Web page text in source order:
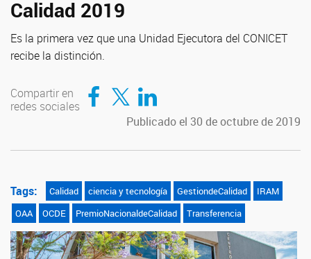
Calidad 2019
Es la primera vez que una Unidad Ejecutora del CONICET
recibe la distinción.
Compartir en
redes sociales
Compartir en Facebook
Compartir en TwitterCompartir en LinkedIn
Publicado el 30 de octubre de 2019
Tags: Calidad ciencia y tecnología GestiondeCalidad
IRAM
OAA
OCDE PremioNacionaldeCalidad Transferencia